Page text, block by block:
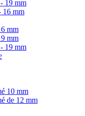
19 mm
16 mm
mm
mm
19 mm
10 mm
de 12 mm